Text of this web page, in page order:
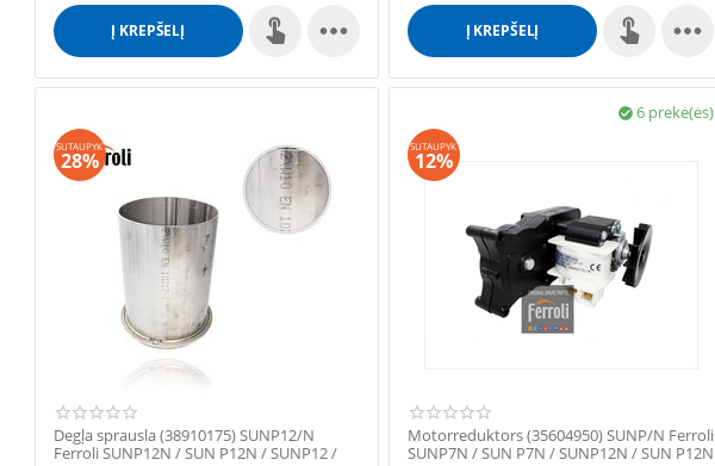
Į KREPŠELĮ  Į KREPŠELĮ 
SUTAUPYK
28%
Degļa sprausla (38910175) SUNP12/N
Ferroli SUNP12N / SUN P12N / SUNP12 /
6 prekė(ės)

SUTAUPYK
12%
Motorreduktors (35604950) SUNP/N Ferroli
SUNP7N / SUN P7N / SUNP12N / SUN P12N